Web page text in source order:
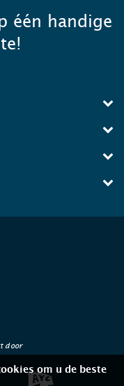
één handige
door
om u de beste